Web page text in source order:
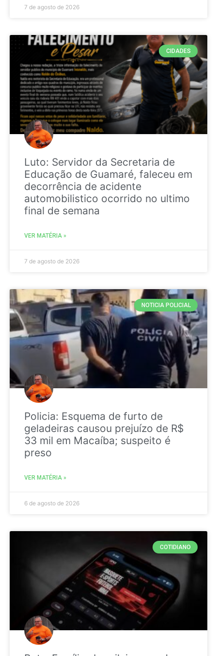
7 de agosto de 2026
CIDADES
Luto: Servidor da Secretaria de
Educação de Guamaré, faleceu em
decorrência de acidente
automobilistico ocorrido no ultimo
final de semana
VER MATÉRIA »
7 de agosto de 2026
NOTICIA POLICIAL
Policia: Esquema de furto de
geladeiras causou prejuízo de R$
33 mil em Macaíba; suspeito é
preso
VER MATÉRIA »
6 de agosto de 2026
COTIDIANO